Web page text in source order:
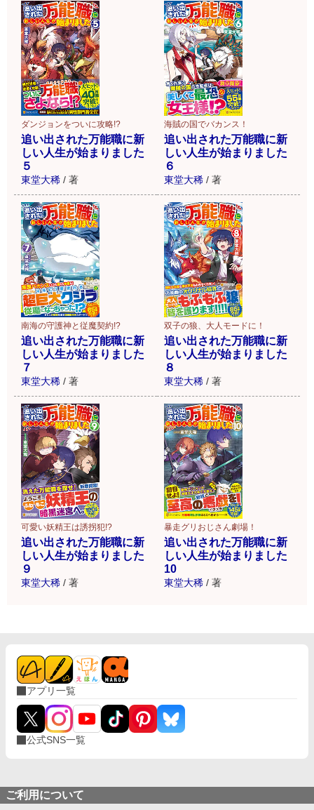
ダンジョンをついに攻略!?
追い出された万能職に新
しい人生が始まりました
５
東堂大稀 / 著
海賊の国でバカンス！
追い出された万能職に新
しい人生が始まりました
６
東堂大稀 / 著
南海の守護神と従魔契約!?
追い出された万能職に新
しい人生が始まりました
７
東堂大稀 / 著
双子の狼、大人モードに！
追い出された万能職に新
しい人生が始まりました
８
東堂大稀 / 著
可愛い妖精王は誘拐犯!?
追い出された万能職に新
しい人生が始まりました
９
東堂大稀 / 著
暴走グリおじさん劇場！
追い出された万能職に新
しい人生が始まりました
10
東堂大稀 / 著
アプリ一覧
公式SNS一覧
ご利用について